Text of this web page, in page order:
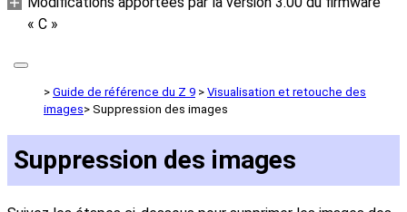
« C »
Guide de référence du Z 9
Visualisation et retouche des
images
Suppression des images
Suppression des images